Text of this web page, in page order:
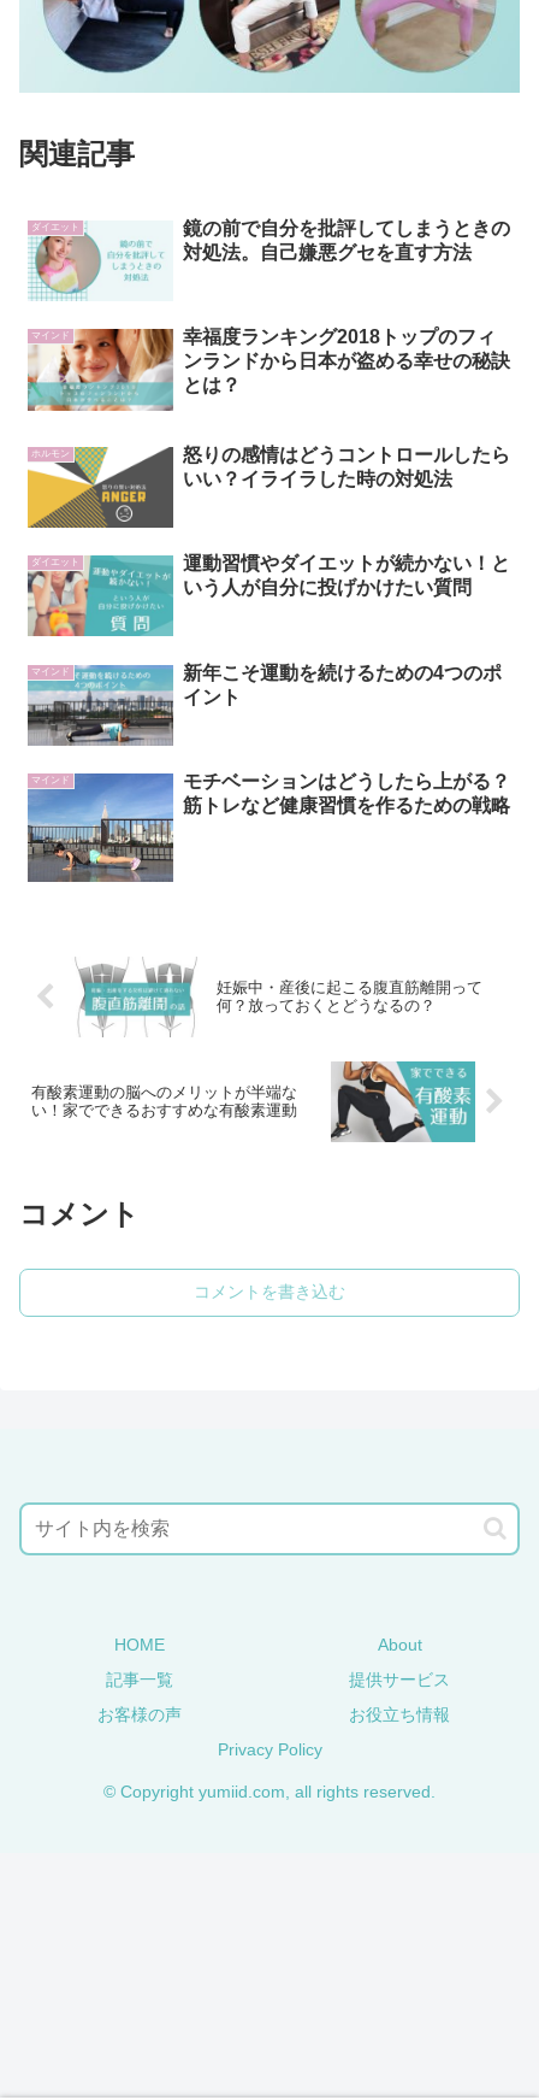
関連記事
ダイエット
鏡の前で自分を批評してしまうときの
対処法。自己嫌悪グセを直す方法
マインド
幸福度ランキング2018トップのフィ
ンランドから日本が盗める幸せの秘訣
とは？
ホルモン
怒りの感情はどうコントロールしたら
いい？イライラした時の対処法
ダイエット
運動習慣やダイエットが続かない！と
いう人が自分に投げかけたい質問
マインド
新年こそ運動を続けるための4つのポ
イント
マインド
モチベーションはどうしたら上がる？
筋トレなど健康習慣を作るための戦略
妊娠中・産後に起こる腹直筋離開って
何？放っておくとどうなるの？
有酸素運動の脳へのメリットが半端な
い！家でできるおすすめな有酸素運動
コメント
コメントを書き込む
HOME
About
記事一覧
提供サービス
お客様の声
お役立ち情報
Privacy Policy
© Copyright yumiid.com, all rights reserved.